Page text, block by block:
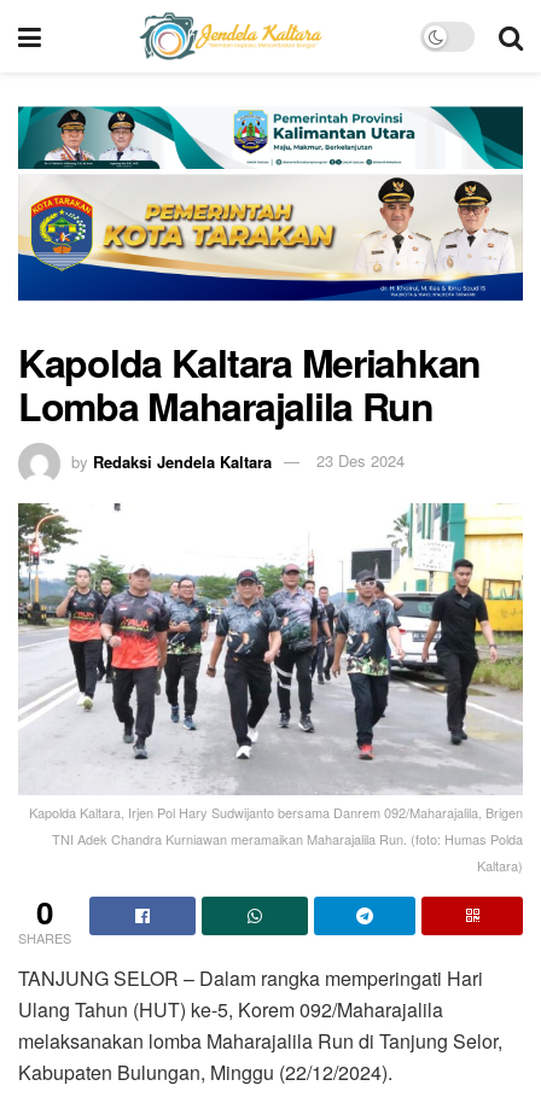
Kapolda Kaltara Meriahkan
Lomba Maharajalila Run
by Redaksi Jendela Kaltara 23 Des 2024
Kapolda Kaltara, Irjen Pol Hary Sudwijanto bersama Danrem 092/Maharajalila, Brigen
TNI Adek Chandra Kurniawan meramaikan Maharajalila Run. (foto: Humas Polda
Kaltara)
0
SHARES
TANJUNG SELOR – Dalam rangka memperingati Hari
Ulang Tahun (HUT) ke-5, Korem 092/Maharajalila
melaksanakan lomba Maharajalila Run di Tanjung Selor,
Kabupaten Bulungan, Minggu (22/12/2024).